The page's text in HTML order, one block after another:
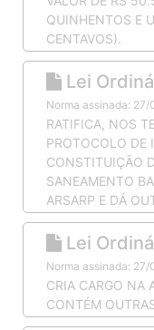
QUINHENTOS E
CENTAVOS).
Lei
Norma assinada:
RATIFICA, NOS
PROTOCOLO DE
CONSTITUIÇÃO
SANEAMENTO
ARSARP E DÁ
Lei
Norma assinada:
CRIA CARGO NA
CONTÉM